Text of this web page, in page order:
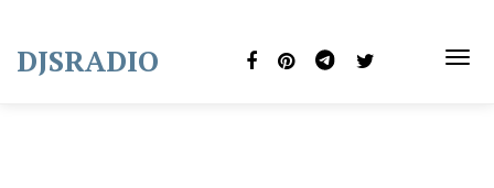
content
DJSRADIO